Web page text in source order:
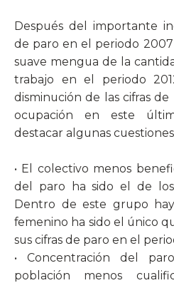
Después del importante
de paro en el periodo 2007
suave mengua de la
trabajo en el periodo
disminución de las cifras
ocupación en este
destacar algunas
• El colectivo menos
del paro ha sido el de
Dentro de este grupo
femenino ha sido el único
sus cifras de paro en el
• Concentración del
población menos